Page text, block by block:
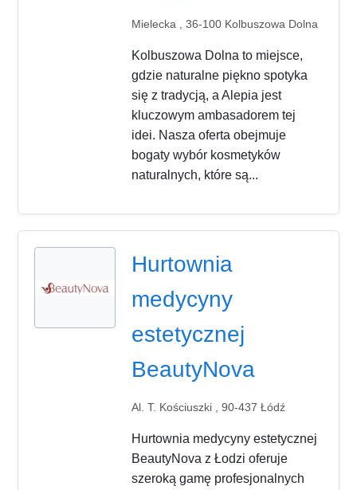
Mielecka , 36-100 Kolbuszowa Dolna
Kolbuszowa Dolna to miejsce,
gdzie naturalne piękno spotyka
się z tradycją, a Alepia jest
kluczowym ambasadorem tej
idei. Nasza oferta obejmuje
bogaty wybór kosmetyków
naturalnych, które są...
Hurtownia
medycyny
estetycznej
BeautyNova
Al. T. Kościuszki , 90-437 Łódź
Hurtownia medycyny estetycznej
BeautyNova z Łodzi oferuje
szeroką gamę profesjonalnych